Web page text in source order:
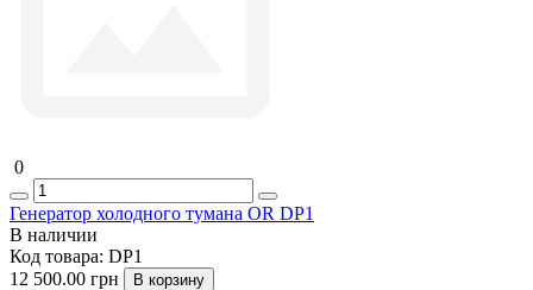
0
Генератор холодного тумана OR DP1
В наличии
Код товара: DP1
12 500.00 грн
В корзину